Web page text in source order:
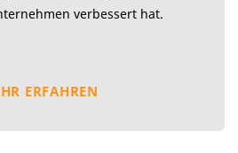
verbessert hat.
ERFAHREN